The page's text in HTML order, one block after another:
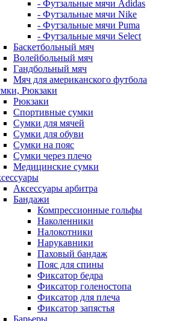
- Футзальные мячи Adidas
- Футзальные мячи Nike
- Футзальные мячи Puma
- Футзальные мячи Select
Баскетбольный мяч
Волейбольный мяч
Гандбольный мяч
Мяч для американского футбола
Рюкзаки
Рюкзаки
Спортивные сумки
Сумки для мячей
Сумки для обуви
Сумки на пояс
Сумки через плечо
Медицинские сумки
Аксессуары арбитра
Бандажи
Компрессионные гольфы
Наколенники
Налокотники
Нарукавники
Паховый бандаж
Пояс для спины
Фиксатор бедра
Фиксатор голеностопа
Фиксатор для плеча
Фиксатор запястья
Барьеры